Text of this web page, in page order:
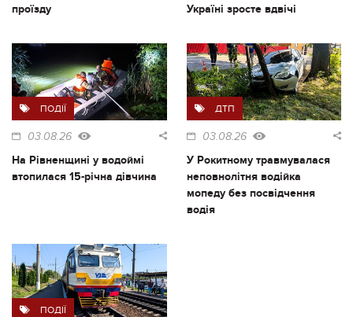
проїзду Україні зросте вдвічі
ПОДІЇ
03.08.26
На Рівненщині у водоймі
втопилася 15-річна дівчина
ДТП
03.08.26
У Рокитному травмувалася
неповнолітня водійка
мопеду без посвідчення
водія
ПОДІЇ